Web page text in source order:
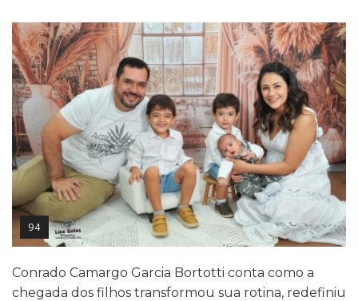
94
Conrado Camargo Garcia Bortotti conta como a
chegada dos filhos transformou sua rotina, redefiniu